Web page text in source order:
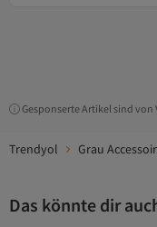
Gesponserte Artikel sind
Trendyol Grau
Das könnte dir